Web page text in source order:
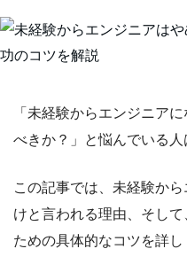
「 未経験からエンジニア
べきか？ 」と悩んでいる
この記事では、 未経験か
けと言われる理由 、そして
ための具体的なコツを詳し